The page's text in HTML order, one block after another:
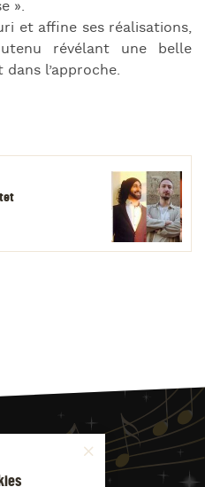
».
et affine ses réalisations,
révélant une belle
l’approche.